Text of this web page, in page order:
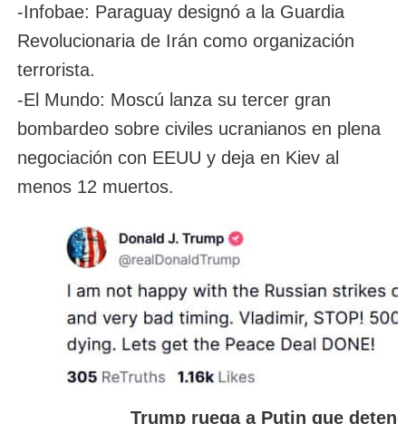
-Infobae: Paraguay designó a la Guardia
Revolucionaria de Irán como organización
terrorista.
-El Mundo: Moscú lanza su tercer gran
bombardeo sobre civiles ucranianos en plena
negociación con EEUU y deja en Kiev al
menos 12 muertos.
Trump ruega a Putin que